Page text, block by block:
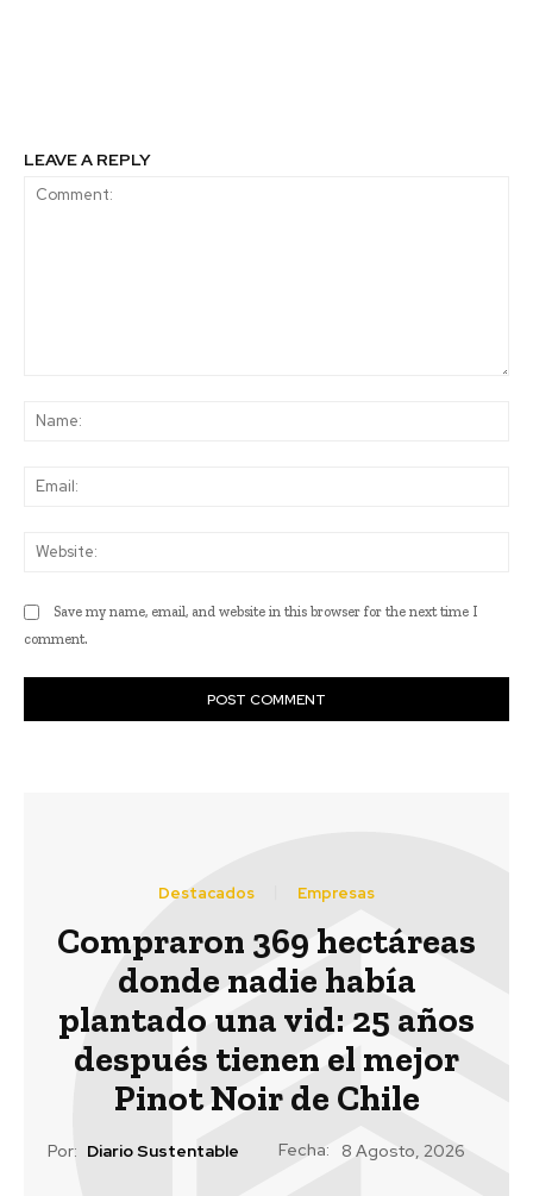
LEAVE A REPLY
Save my name, email, and website in this browser for the next time I
comment.